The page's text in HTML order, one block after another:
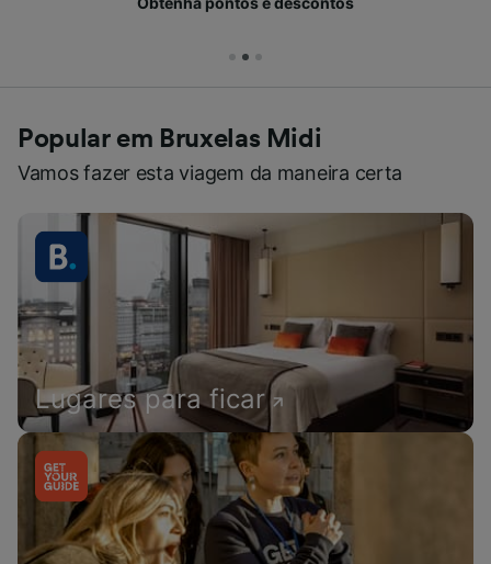
Popular em Bruxelas Midi
Vamos fazer esta viagem da maneira certa
Lugares para ficar